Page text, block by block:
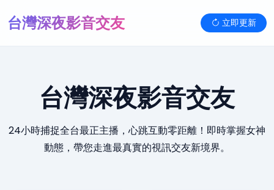
台灣深夜影音交友 立即更新
台灣深夜影音交友
24小時捕捉全台最正主播，心跳互動零距離！即時掌握女神
動態，帶您走進最真實的視訊交友新境界。